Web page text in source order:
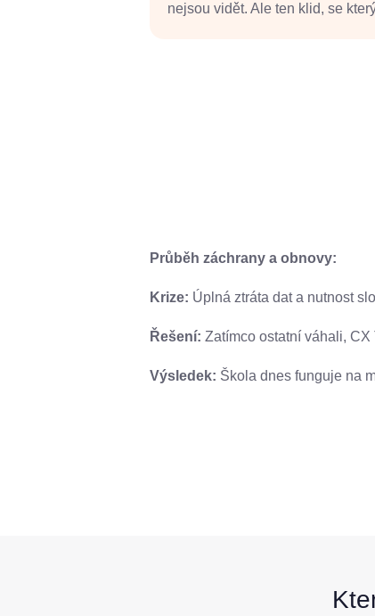
nejsou vidět. Ale ten klid, se
Průběh záchrany a obnovy:
Krize: Úplná ztráta dat a nutnost
Řešení: Zatímco ostatní váhali,
Výsledek: Škola dnes funguje na